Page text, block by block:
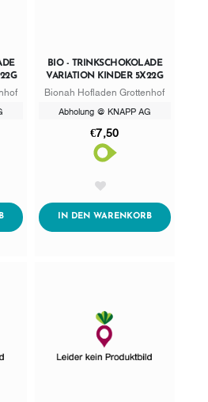
ADDTOCART
BIO - TRINKSCHOKOLADE
VARIATION KINDER 5X22G
Bionah Hofladen Grottenhof
Abholung @ KNAPP AG
€7,50
IN DEN WARENKORBADDTOCART